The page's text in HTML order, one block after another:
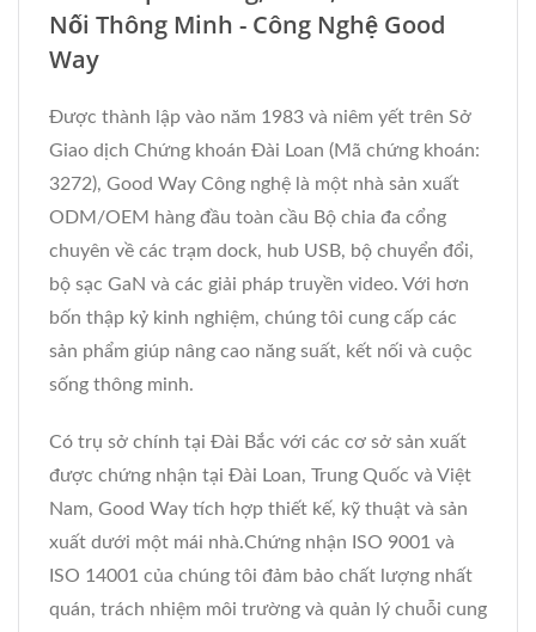
Nối Thông Minh - Công Nghệ Good
Way
Được thành lập vào năm 1983 và niêm yết trên Sở
Giao dịch Chứng khoán Đài Loan (Mã chứng khoán:
3272), Good Way Công nghệ là một nhà sản xuất
ODM/OEM hàng đầu toàn cầu Bộ chia đa cổng
chuyên về các trạm dock, hub USB, bộ chuyển đổi,
bộ sạc GaN và các giải pháp truyền video. Với hơn
bốn thập kỷ kinh nghiệm, chúng tôi cung cấp các
sản phẩm giúp nâng cao năng suất, kết nối và cuộc
sống thông minh.
Có trụ sở chính tại Đài Bắc với các cơ sở sản xuất
được chứng nhận tại Đài Loan, Trung Quốc và Việt
Nam, Good Way tích hợp thiết kế, kỹ thuật và sản
xuất dưới một mái nhà.Chứng nhận ISO 9001 và
ISO 14001 của chúng tôi đảm bảo chất lượng nhất
quán, trách nhiệm môi trường và quản lý chuỗi cung